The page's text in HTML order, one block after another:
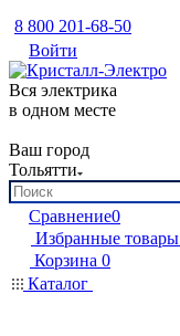
8 800 201-68-50
Войти
Вся электрика
в одном месте
Ваш город
Тольятти
Сравнение0
Избранные товары
Корзина 0
Каталог